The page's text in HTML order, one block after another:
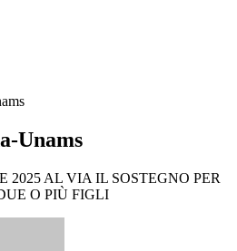
Unams
AL VIA IL SOSTEGNO PER
O PIÙ FIGLI